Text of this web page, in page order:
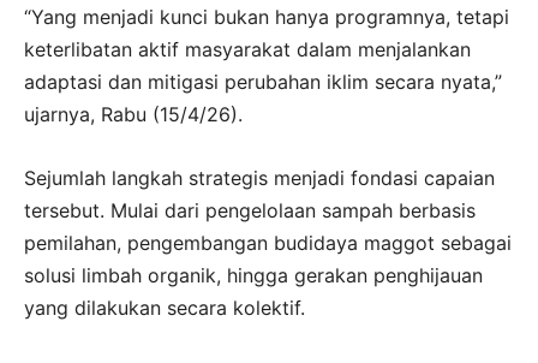
“Yang menjadi kunci bukan hanya programnya, tetapi
keterlibatan aktif masyarakat dalam menjalankan
adaptasi dan mitigasi perubahan iklim secara nyata,”
ujarnya, Rabu (15/4/26).
Sejumlah langkah strategis menjadi fondasi capaian
tersebut. Mulai dari pengelolaan sampah berbasis
pemilahan, pengembangan budidaya maggot sebagai
solusi limbah organik, hingga gerakan penghijauan
yang dilakukan secara kolektif.